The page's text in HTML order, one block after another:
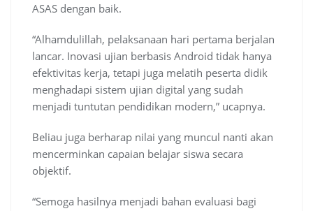
ASAS dengan baik.
“Alhamdulillah, pelaksanaan hari pertama berjalan
lancar. Inovasi ujian berbasis Android tidak hanya
efektivitas kerja, tetapi juga melatih peserta didik
menghadapi sistem ujian digital yang sudah
menjadi tuntutan pendidikan modern,” ucapnya.
Beliau juga berharap nilai yang muncul nanti akan
mencerminkan capaian belajar siswa secara
objektif.
“Semoga hasilnya menjadi bahan evaluasi bagi